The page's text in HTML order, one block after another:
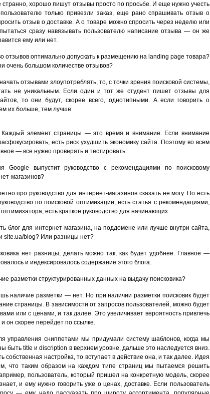
странно, хорошо пишут отзывы просто по просьбе. И еще нужно учесть
только привезли заказ, еще рано спрашивать отзыв о
отзыв о доставке. А о товаре можно спросить через неделю или
сразу навязывать пользователю написание отзыва — он же
ему или нет.
отзывов оптимально допускать к размещению на landing page товара?
очень большом количестве отзывов?
отзывами злоупотреблять, то, с точки зрения поисковой системы,
не уникальным. Если один и тот же студент пишет отзывы для
то они будут, скорее всего, однотипными. А если говорить о
их больше, тем лучше.
элемент страницы — это время и внимание. Если внимание
есть риск ухудшить экономику сайта. Поэтому во всем
— все нужно проверять и тестировать.
Google выпустит руководство с рекомендациями по поисковому
магазинов?
про руководство для интернет-магазинов сказать не могу. Но есть
по поисковой оптимизации, есть статья с рекомендациями,
оптимизатора, есть краткое руководство для начинающих.
блог для интернет-магазина, на поддомене или лучше внутри сайта,
site.ua/blog? Или разницы нет?
нет разницы, делать можно так, как будет удобнее. Главное —
и индексировалось содержание этого блога.
разметки структурированных данных на выдачу поисковика?
наличие разметки — нет. Но при наличии разметки поисковик будет
страницы. В зависимости от запросов пользователей, можно будет
или с ценами, и так далее. Это увеличивает вероятность привлечь
он скорее перейдет по ссылке.
управления сниппетами мы придумали систему шаблонов, когда мы
быть title и discription в верхнем уровне, дальше это наследуется вниз.
собственная настройка, то вступает в действие она, и так далее. Идея
что таким образом на каждом типе страниц мы пытаемся решить
пользователь, который пришел на конкретную модель, скорее
и ему нужно говорить уже о ценах, доставке. Если пользователь